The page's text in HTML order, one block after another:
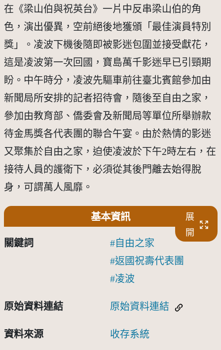
在《梁山伯與祝英台》一片中反串梁山伯的角
色，演出優異，空前絕後地獲頒「最佳演員特別
獎」。凌波下機後隨即被影迷包圍並接受獻花，
這是凌波第一次回國，寶島萬千影迷早已引頸期
盼。中午時分，凌波先驅車前往臺北賓館參加由
新聞局所安排的記者招待會，隨後至自由之家，
參加由教育部、僑委會及新聞局等單位所舉辦款
待金馬獎各代表團的聯合午宴。由於熱情的影迷
又聚集於自由之家，迫使凌波於下午2時左右，在
接待人員的護衛下，必須從其後門離去始得脫
身，可謂萬人風靡。
基本資訊
展
開
關鍵詞
自由之家
返國祝壽代表團
凌波
原始資料連結 原始資料連結
資料來源 收存系統